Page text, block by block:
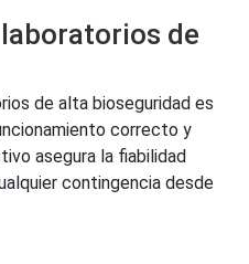
de
de alta bioseguridad es
correcto y
asegura la fiabilidad
contingencia desde